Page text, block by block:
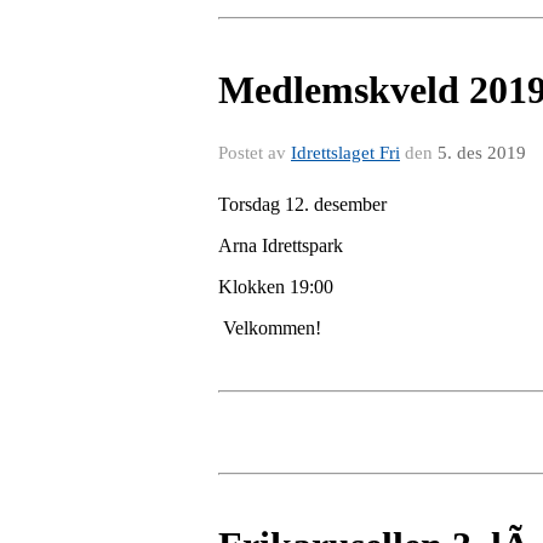
Medlemskveld
Postet av Idrettslaget Fri den 5. des 2019
Torsdag 12. desember
Arna Idrettspark
Klokken 19:00
Velkommen!